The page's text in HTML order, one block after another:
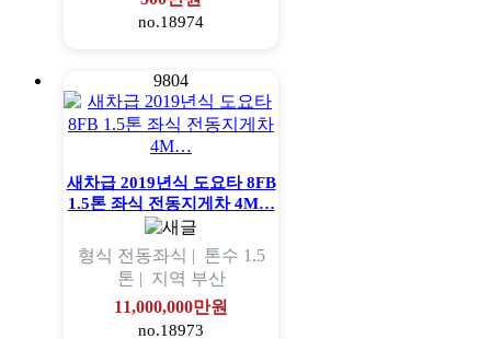
no.18974
9804
새차급 2019년식 도요타 8FB
1.5톤 좌식 전동지게차 4M…
형식 전동좌식 | 톤수 1.5
톤 | 지역 부산
11,000,000만원
no.18973